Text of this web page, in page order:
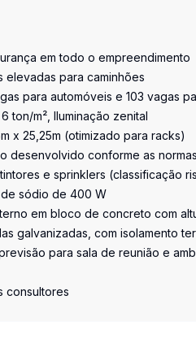
em todo o empreendimento
elevadas para caminhões
para automóveis e 103 vagas
ton/m², Iluminação zenital
x 25,25m (otimizado para racks)
desenvolvido conforme as
e sprinklers (classificação
de sódio de 400 W
em bloco de concreto com
galvanizadas, com isolamento
para sala de reunião e
consultores